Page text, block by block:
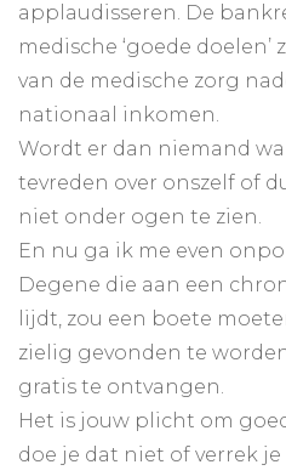
applaudisseren. De
medische ‘goede doelen’
van de medische zorg
nationaal inkomen.
Wordt er dan niemand
tevreden over onszelf of
niet onder ogen te zien.
En nu ga ik me even
Degene die aan een
lijdt, zou een boete
zielig gevonden te
gratis te ontvangen.
Het is jouw plicht om
doe je dat niet of verrek